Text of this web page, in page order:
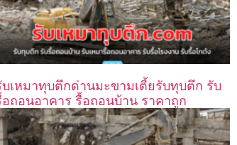
บเหมาทุบตึกด่านมะขามเตี้ยรับทุบตึก รับ
อถอนอาคาร รื้อถอนบ้าน ราคาถูก